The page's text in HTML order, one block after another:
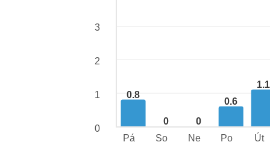
0.8
0 0
0.6
1.1
3
2
1
0
Pá
So Ne Po Út